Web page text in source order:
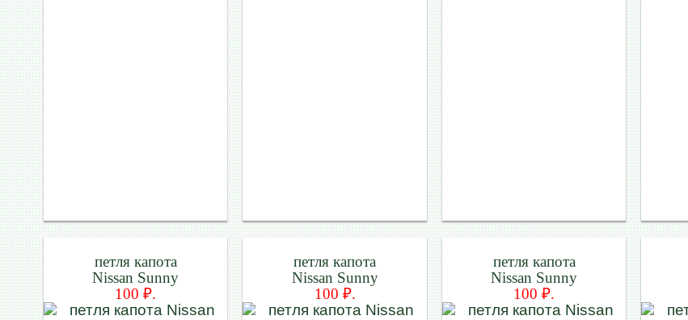
петля капота
Nissan Sunny
100 ₽.
петля капота
Nissan Sunny
100 ₽.
петля капота
Nissan Sunny
100 ₽.